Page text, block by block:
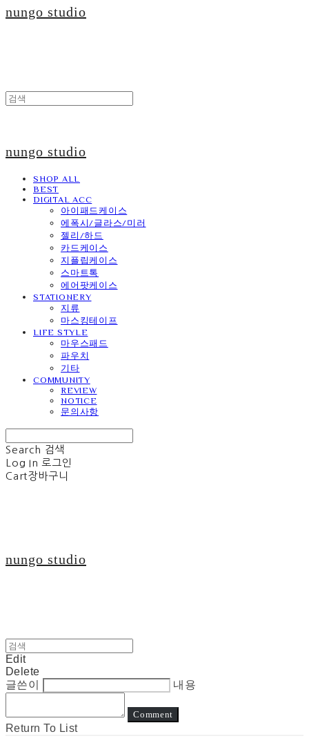
nungo studio
nungo studio
SHOP ALL
BEST
DIGITAL ACC
아이패드케이스
에폭시/글라스/미러
젤리/하드
카드케이스
지플립케이스
스마트톡
에어팟케이스
STATIONERY
지류
마스킹테이프
LIFE STYLE
마우스패드
파우치
기타
COMMUNITY
REVIEW
NOTICE
문의사항
Search 검색
Log In 로그인
Cart장바구니
nungo studio
Edit
Delete
글쓴이
내용
Comment
Return To List